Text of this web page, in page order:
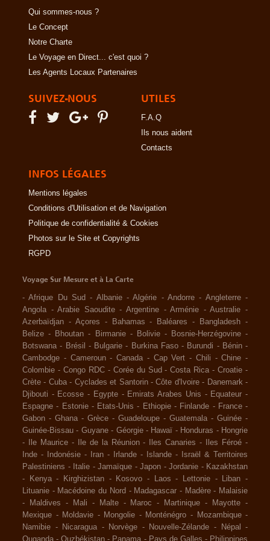
Qui sommes-nous ?
Le Concept
Notre Charte
Le Voyage en Direct... c'est quoi ?
Les Agents Locaux Partenaires
SUIVEZ-NOUS UTILES
F.A.Q
Ils nous aident
Contacts
INFOS LÉGALES
Mentions légales
Conditions d'Utilisation et de Navigation
Politique de confidentialité & Cookies
Photos sur le Site et Copyrights
RGPD
Voyage Sur Mesure et à La Carte
-Afrique Du Sud - Albanie -Algérie -Andorre - Angleterre -
Angola -Arabie Saoudite -Argentine -Arménie -Australie -
Azerbaïdjan - Açores - Bahamas - Baléares - Bangladesh -
Belize - Bhoutan - Birmanie - Bolivie - Bosnie-Herzégovine -
Botswana - Brésil - Bulgarie - Burkina Faso - Burundi - Bénin -
Cambodge - Cameroun - Canada - Cap Vert - Chili -Chine -
Colombie - Congo RDC - Corée du Sud -Costa Rica -Croatie -
Crète - Cuba - Cyclades et Santorin -Côte d'Ivoire - Danemark -
Djibouti - Ecosse - Egypte - Emirats Arabes Unis - Equateur -
Espagne - Estonie - Etats-Unis - Ethiopie - Finlande - France -
Gabon - Ghana - Grèce - Guadeloupe - Guatemala - Guinée -
Guinée-Bissau - Guyane - Géorgie - Hawaï - Honduras - Hongrie
-
Ile Maurice - Ile de la Réunion - Iles Canaries - Iles Féroé -
Inde - Indonésie - Iran - Irlande - Islande -
Israël & Territoires
Palestiniens - Italie - Jamaïque - Japon - Jordanie - Kazakhstan
-
Kenya - Kirghizistan - Kosovo - Laos - Lettonie - Liban -
Lituanie - Macédoine du Nord - Madagascar - Madère - Malaisie
-
Maldives - Mali - Malte - Maroc - Martinique - Mayotte -
Mexique - Moldavie - Mongolie - Monténégro - Mozambique -
Namibie - Nicaragua - Norvège - Nouvelle-Zélande - Népal
-
Ouganda -Ouzbékistan - Panama - Pays de Galles - Philippines